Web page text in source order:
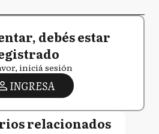
debés estar
iniciá sesión
INGRESA
relacionados